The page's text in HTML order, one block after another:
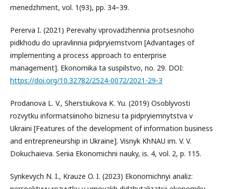
menedzhment, vol. 1(93), pp. 34–39.
Pererva I. (2021) Perevahy vprovadzhennia protsesnoho
pidkhodu do upravlinnia pidpryiemstvom [Advantages of
implementing a process approach to enterprise
management]. Ekonomika ta suspilstvo, no. 29. DOI:
https://doi.org/10.32782/2524-0072/2021-29-3
Prodanova L. V., Sherstiukova K. Yu. (2019) Osoblyvosti
rozvytku informatsiinoho biznesu ta pidpryiemnytstva v
Ukraini [Features of the development of information business
and entrepreneurship in Ukraine]. Visnyk KhNAU im. V. V.
Dokuchaieva. Seriia Ekonomichni nauky, is. 4, vol. 2, p. 115.
Synkevych N. I., Krauze O. I. (2023) Ekonomichnyi analiz: